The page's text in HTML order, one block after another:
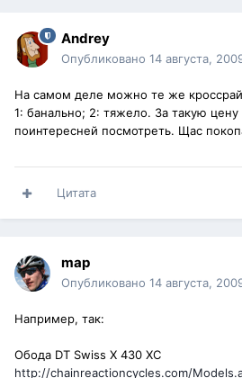
Andrey
Опубликовано 14 августа,
На самом деле можно те же
1: банально; 2: тяжело. За такую
поинтересней посмотреть. Щас
Цитата
map
Опубликовано 14 августа,
Например, так:
Обода DT Swiss X 430 XC
http://chainreactioncycles.com/